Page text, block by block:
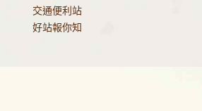
交通便利站
好站報你知